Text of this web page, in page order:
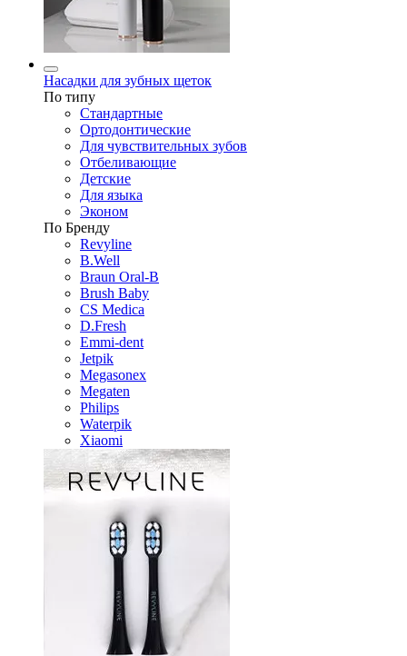
Насадки для зубных щеток
По типу
Стандартные
Ортодонтические
Для чувствительных зубов
Отбеливающие
Детские
Для языка
Эконом
По Бренду
Revyline
B.Well
Braun Oral-B
Brush Baby
CS Medica
D.Fresh
Emmi-dent
Jetpik
Megasonex
Megaten
Philips
Waterpik
Xiaomi